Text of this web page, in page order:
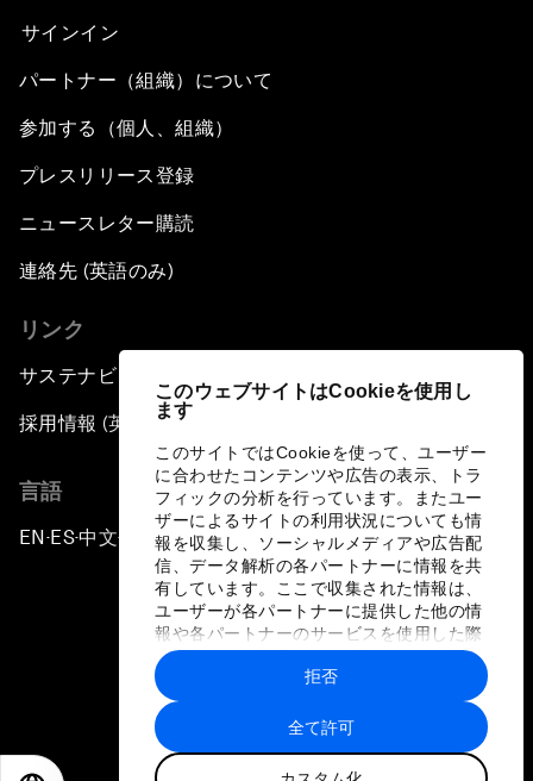
このウェブサイトはCookieを使用し
ます
このサイトではCookieを使って、ユーザー
に合わせたコンテンツや広告の表示、トラ
フィックの分析を行っています。またユー
ザーによるサイトの利用状況についても情
報を収集し、ソーシャルメディアや広告配
信、データ解析の各パートナーに情報を共
有しています。ここで収集された情報は、
ユーザーが各パートナーに提供した他の情
報や各パートナーのサービスを使用した際
に収集された情報と組み合わされ、各パー
トナーによって使用されることがありま
す。
全て許可
拒否
サインイン
パートナー（組織）について
参加する（個人、組織）
プレスリリース登録
ニュースレター購読
連絡先 (英語のみ)
リンク
サステナビリティへの取り組み
採用情報 (英語のみ)
言語
EN ▪ES▪中文▪ 日本語
プライバシーポリシーと利用規約
サイトマップ